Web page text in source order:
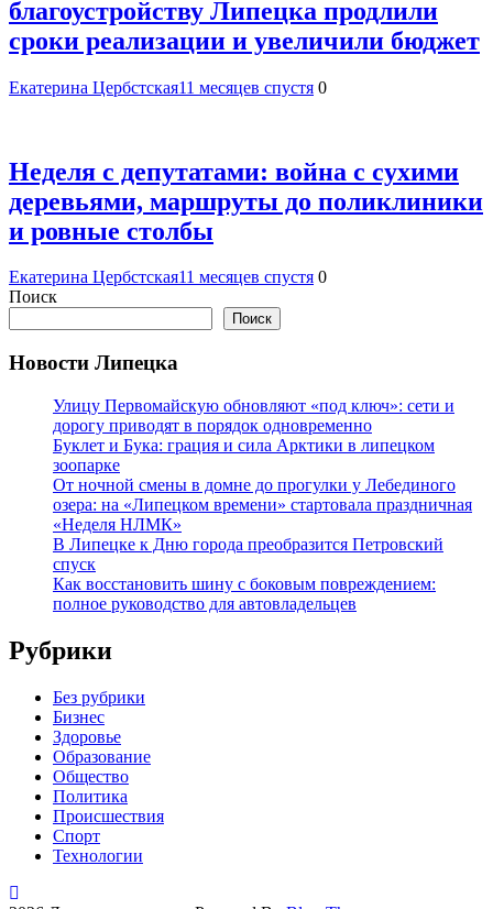
благоустройству Липецка продлили
сроки реализации и увеличили бюджет
Екатерина Цербстская11 месяцев спустя 0
Неделя с депутатами: война с сухими
деревьями, маршруты до поликлиники
и ровные столбы
Екатерина Цербстская11 месяцев спустя 0
Поиск
Поиск
Новости Липецка
Улицу Первомайскую обновляют «под ключ»: сети и
дорогу приводят в порядок одновременно
Буклет и Бука: грация и сила Арктики в липецком
зоопарке
От ночной смены в домне до прогулки у Лебединого
озера: на «Липецком времени» стартовала праздничная
«Неделя НЛМК»
В Липецке к Дню города преобразится Петровский
спуск
Как восстановить шину с боковым повреждением:
полное руководство для автовладельцев
Рубрики
Без рубрики
Бизнес
Здоровье
Образование
Общество
Политика
Происшествия
Спорт
Технологии